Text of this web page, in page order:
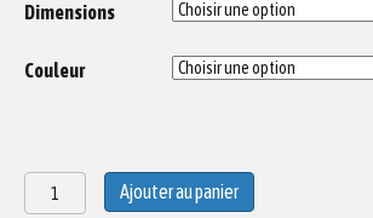
Dimensions
Couleur
quantité
de
Ajouter au panier